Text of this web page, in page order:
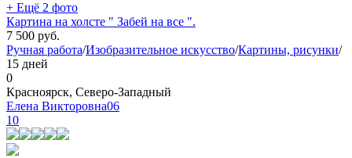
+ Ещё 2 фото
Картина на холсте " Забей на все ".
7 500 руб.
Ручная работа/Изобразительное искусство/Картины, рисунки/
15 дней
0
Красноярск, Северо-Западный
Елена Викторовна06
10